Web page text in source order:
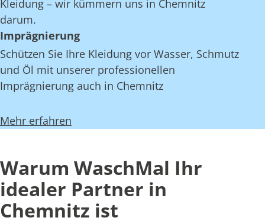
Kleidung – wir kümmern uns in Chemnitz
darum.
Imprägnierung
Schützen Sie Ihre Kleidung vor Wasser, Schmutz
und Öl mit unserer professionellen
Imprägnierung auch in Chemnitz
Mehr erfahren
Warum WaschMal Ihr
idealer Partner in
Chemnitz ist